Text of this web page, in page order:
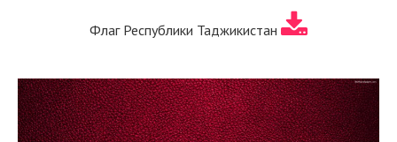
Флаг Республики Таджикистан